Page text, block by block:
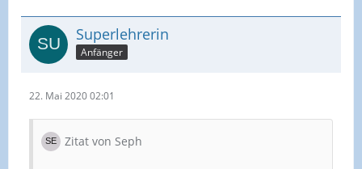
Superlehrerin
Anfänger
22. Mai 2020 02:01
Zitat von Seph